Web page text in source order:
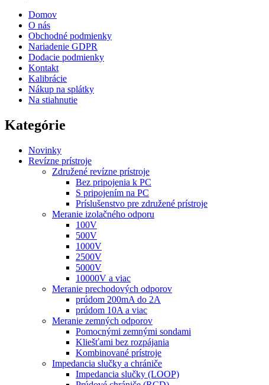
Domov
O nás
Obchodné podmienky
Nariadenie GDPR
Dodacie podmienky
Kontakt
Kalibrácie
Nákup na splátky
Na stiahnutie
Kategórie
Novinky
Revízne prístroje
Združené revízne prístroje
Bez pripojenia k PC
S pripojením na PC
Príslušenstvo pre združené prístroje
Meranie izolačného odporu
100V
500V
1000V
2500V
5000V
10000V a viac
Meranie prechodových odporov
prúdom 200mA do 2A
prúdom 10A a viac
Meranie zemných odporov
Pomocnými zemnými sondami
Kliešťami bez rozpájania
Kombinované prístroje
Impedancia slučky a chrániče
Impedancia slučky (LOOP)